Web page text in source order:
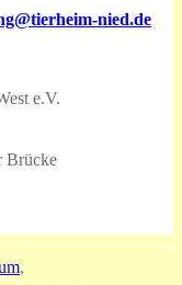
nied.de
e.V.
Brücke
,